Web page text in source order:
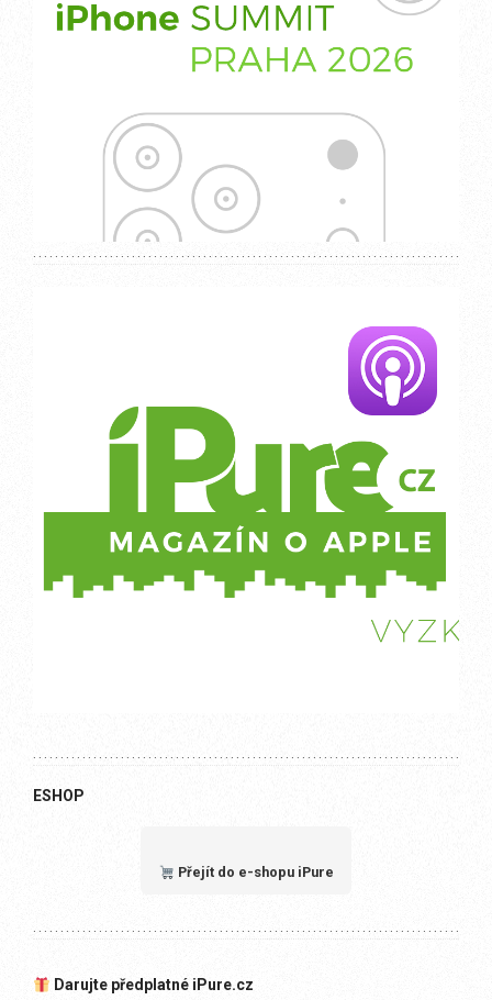
ESHOP
Přejít do e-shopu iPure
Darujte předplatné iPure.cz